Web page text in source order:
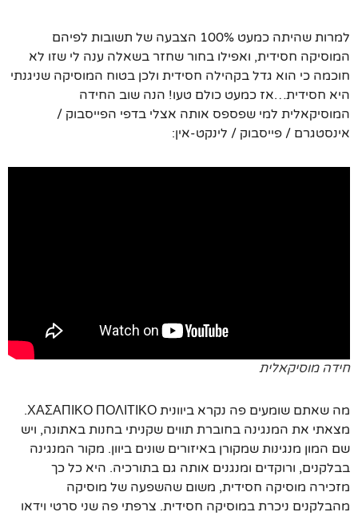
למרות שהיתה כמעט 100% הצבעה של תשובות לפיהם
המוסיקה חסידית, ואפילו בחור שחזר בשאלה ענה לי שזו לא
חוכמה כי הוא גדל בקהילה חסידית ולכן בטוח המוסיקה שניגנתי
היא חסידית…אז כמעט כולם טעו! הנה שוב החידה
המוסיקאלית למי שפספס אותה אצלי בדפי הפייסבוק /
אינסטגרם / פייסבוק / לינקט-אין:
חידה מוסיקאלית
מה שאתם שומעים פה נקרא ביוונית ΧΑΣΑΠΙΚΟ ΠΟΛΙΤΙΚΟ.
מצאתי את המנגינה בחוברת תווים שקניתי בחנות באתונה, ויש
שם המון מנגינות שמקורן באיזורים שונים ביוון. מקור המנגינה
בבלקנים, ורוקדים ומנגנים אותה גם בתורכיה. היא כל כך
מזכירה מוסיקה חסידית, משום שהשפעה של מוסיקה
מהבלקנים ניכרת במוסיקה חסידית. צרפתי פה שני סרטי וידאו